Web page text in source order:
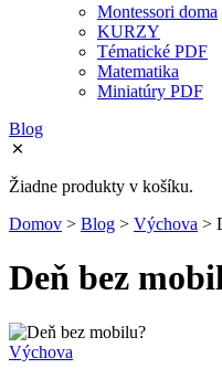
Montessori doma
KURZY
Tématické PDF
Matematika
Miniatúry PDF
Blog
Žiadne produkty v košíku.
Domov > Blog > Výchova >
Deň bez
Výchova